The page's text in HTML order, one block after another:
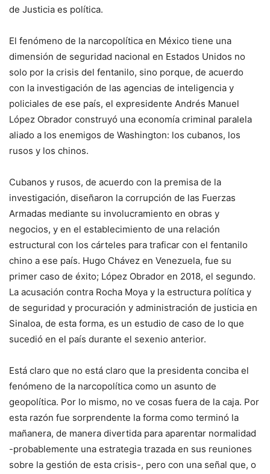
de Justicia es política.
El fenómeno de la narcopolítica en México tiene una
dimensión de seguridad nacional en Estados Unidos no
solo por la crisis del fentanilo, sino porque, de acuerdo
con la investigación de las agencias de inteligencia y
policiales de ese país, el expresidente Andrés Manuel
López Obrador construyó una economía criminal paralela
aliado a los enemigos de Washington: los cubanos, los
rusos y los chinos.
Cubanos y rusos, de acuerdo con la premisa de la
investigación, diseñaron la corrupción de las Fuerzas
Armadas mediante su involucramiento en obras y
negocios, y en el establecimiento de una relación
estructural con los cárteles para traficar con el fentanilo
chino a ese país. Hugo Chávez en Venezuela, fue su
primer caso de éxito; López Obrador en 2018, el segundo.
La acusación contra Rocha Moya y la estructura política y
de seguridad y procuración y administración de justicia en
Sinaloa, de esta forma, es un estudio de caso de lo que
sucedió en el país durante el sexenio anterior.
Está claro que no está claro que la presidenta conciba el
fenómeno de la narcopolítica como un asunto de
geopolítica. Por lo mismo, no ve cosas fuera de la caja. Por
esta razón fue sorprendente la forma como terminó la
mañanera, de manera divertida para aparentar normalidad
-probablemente una estrategia trazada en sus reuniones
sobre la gestión de esta crisis-, pero con una señal que, o